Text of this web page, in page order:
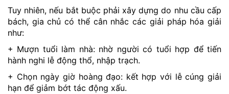
Tuy nhiên, nếu bắt buộc phải xây dựng do nhu cầu cấp
bách, gia chủ có thể cân nhắc các giải pháp hóa giải
như:
+ Mượn tuổi làm nhà: nhờ người có tuổi hợp để tiến
hành nghi lễ động thổ, nhập trạch.
+ Chọn ngày giờ hoàng đạo: kết hợp với lễ cúng giải
hạn để giảm bớt tác động xấu.